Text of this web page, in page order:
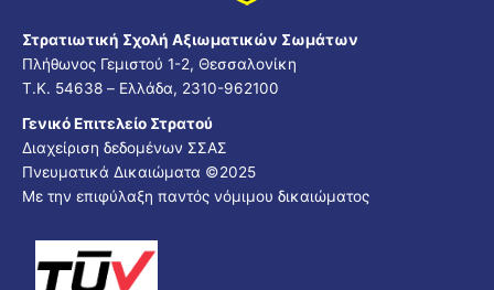
Στρατιωτική Σχολή Αξιωματικών Σωμάτων
Πλήθωνος Γεμιστού 1-2, Θεσσαλονίκη
Τ.Κ. 54638 – Ελλάδα, 2310-962100
Γενικό Επιτελείο Στρατού
Διαχείριση δεδομένων ΣΣΑΣ
Πνευματικά Δικαιώματα ©2025
Με την επιφύλαξη παντός νόμιμου δικαιώματος